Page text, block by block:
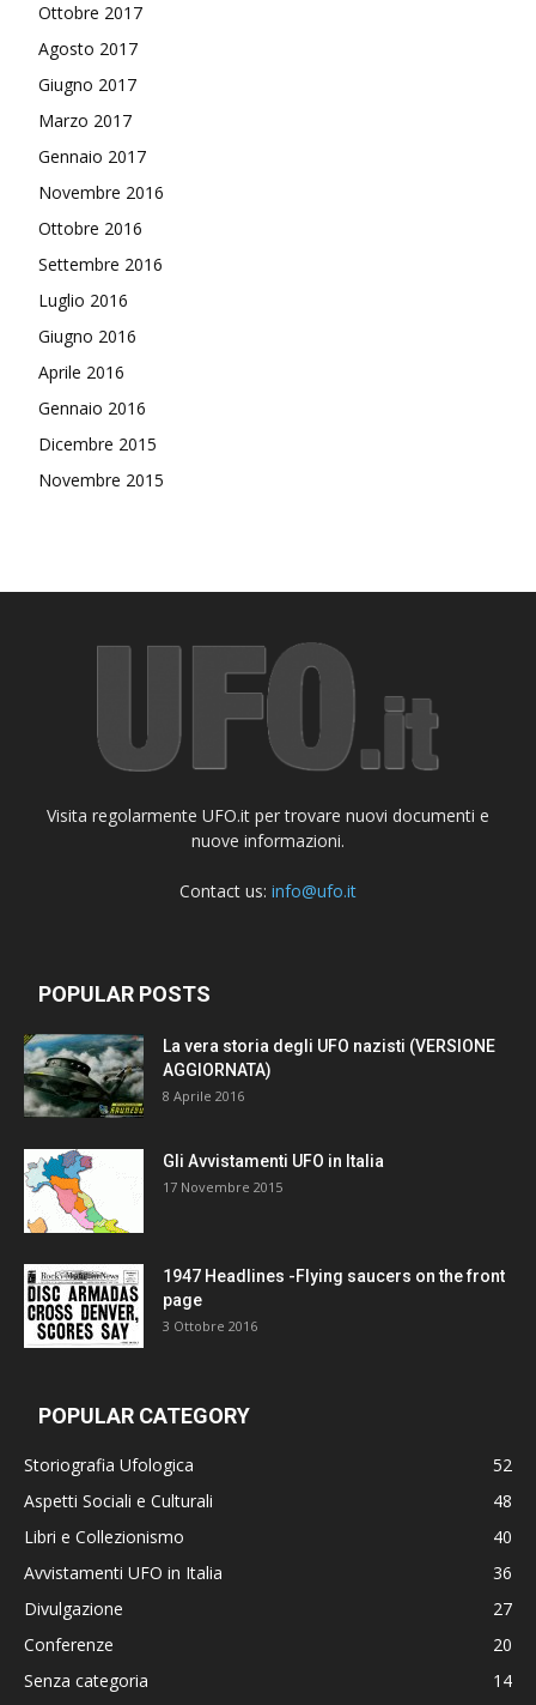
Ottobre 2017
Agosto 2017
Giugno 2017
Marzo 2017
Gennaio 2017
Novembre 2016
Ottobre 2016
Settembre 2016
Luglio 2016
Giugno 2016
Aprile 2016
Gennaio 2016
Dicembre 2015
Novembre 2015
Visita regolarmente UFO.it per trovare nuovi documenti e
nuove informazioni.
Contact us: info@ufo.it
POPULAR POSTS
La vera storia degli UFO nazisti (VERSIONE
AGGIORNATA)
8 Aprile 2016
Gli Avvistamenti UFO in Italia
17 Novembre 2015
1947 Headlines -Flying saucers on the front
page
3 Ottobre 2016
POPULAR CATEGORY
Storiografia Ufologica
52
Aspetti Sociali e Culturali
48
Libri e Collezionismo
40
Avvistamenti UFO in Italia
36
Divulgazione
27
Conferenze
20
Senza categoria
14